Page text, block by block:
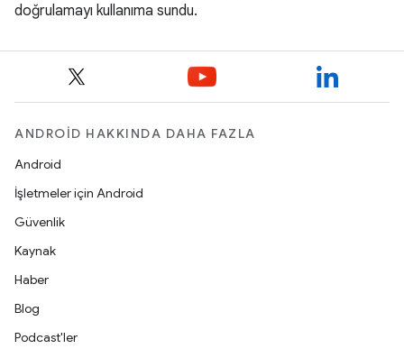
doğrulamayı kullanıma sundu.
ANDROID HAKKINDA DAHA FAZLA
Android
İşletmeler için Android
Güvenlik
Kaynak
Haber
Blog
Podcast'ler